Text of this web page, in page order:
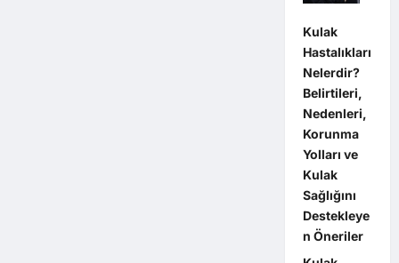
Kulak
Hastalıkları
Nelerdir?
Belirtileri,
Nedenleri,
Korunma
Yolları ve
Kulak
Sağlığını
Destekleye
n Öneriler